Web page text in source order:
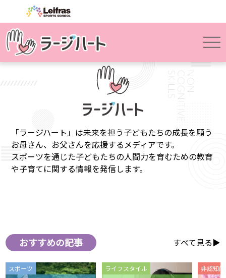
「ラージハート」は未来を担う子どもたちの成長を願う
お母さん、お父さんを応援するメディアです。
スポーツを通じた子どもたちの人間力を育むための教育
や子育てに関する情報を発信します。
おすすめの記事 すべて見る▶
スポーツ ライフスタイル 非認知